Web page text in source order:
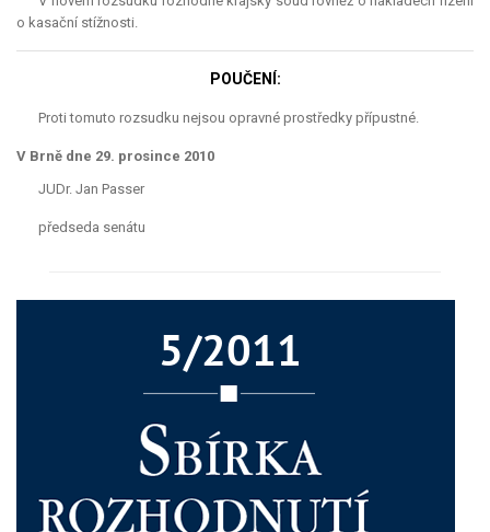
o kasační stížnosti.
POUČENÍ:
Proti tomuto rozsudku nejsou opravné prostředky přípustné.
V Brně dne 29. prosince 2010
JUDr. Jan Passer
předseda senátu